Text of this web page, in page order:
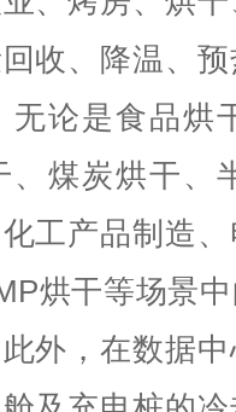
收、降温、
无论是食品烘
、煤炭烘干、
工产品制造
烘干等场景
外，在数据